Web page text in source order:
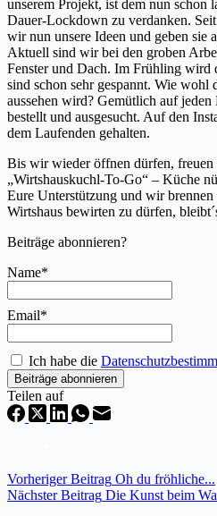
unserem Projekt, ist dem nun schon
Dauer-Lockdown zu verdanken.
wir nun unsere Ideen und geben sie
Aktuell sind wir bei den groben
Fenster und Dach. Im Frühling
sind schon sehr gespannt. Wie wohl
aussehen wird? Gemütlich auf jeden
bestellt und ausgesucht. Auf den
dem Laufenden gehalten.
Bis wir wieder öffnen dürfen,
„Wirtshauskuchl-To-Go“ – Küche
Eure Unterstützung und wir
Wirtshaus bewirten zu dürfen,
Beiträge abonnieren?
Name*
Email*
Ich habe die
Teilen auf
VorherigerBeitrag Oh du fröhliche...
NächsterBeitrag Die Kunst beim